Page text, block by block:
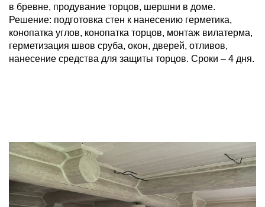
в бревне, продувание торцов, шершни в доме.
Решение: подготовка стен к нанесению герметика,
конопатка углов, конопатка торцов, монтаж вилатерма,
герметизация швов сруба, окон, дверей, отливов,
нанесение средства для защиты торцов. Сроки – 4 дня.